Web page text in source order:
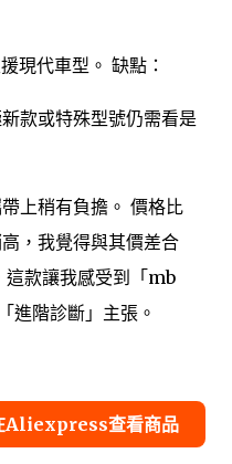
現代車型。 缺點：
款或特殊型號仍需看是
上稍有負擔。 價格比
，我覺得與其價差合
這款讓我感受到「mb
進階診斷」主張。
Aliexpress查看商品